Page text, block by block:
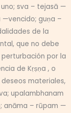
sva – tejasā —
—vencido; guṇa –
de la
que no debe
por la
de Kṛṣṇa , o
materiales,
upalambhanam
anāma – rūpam —